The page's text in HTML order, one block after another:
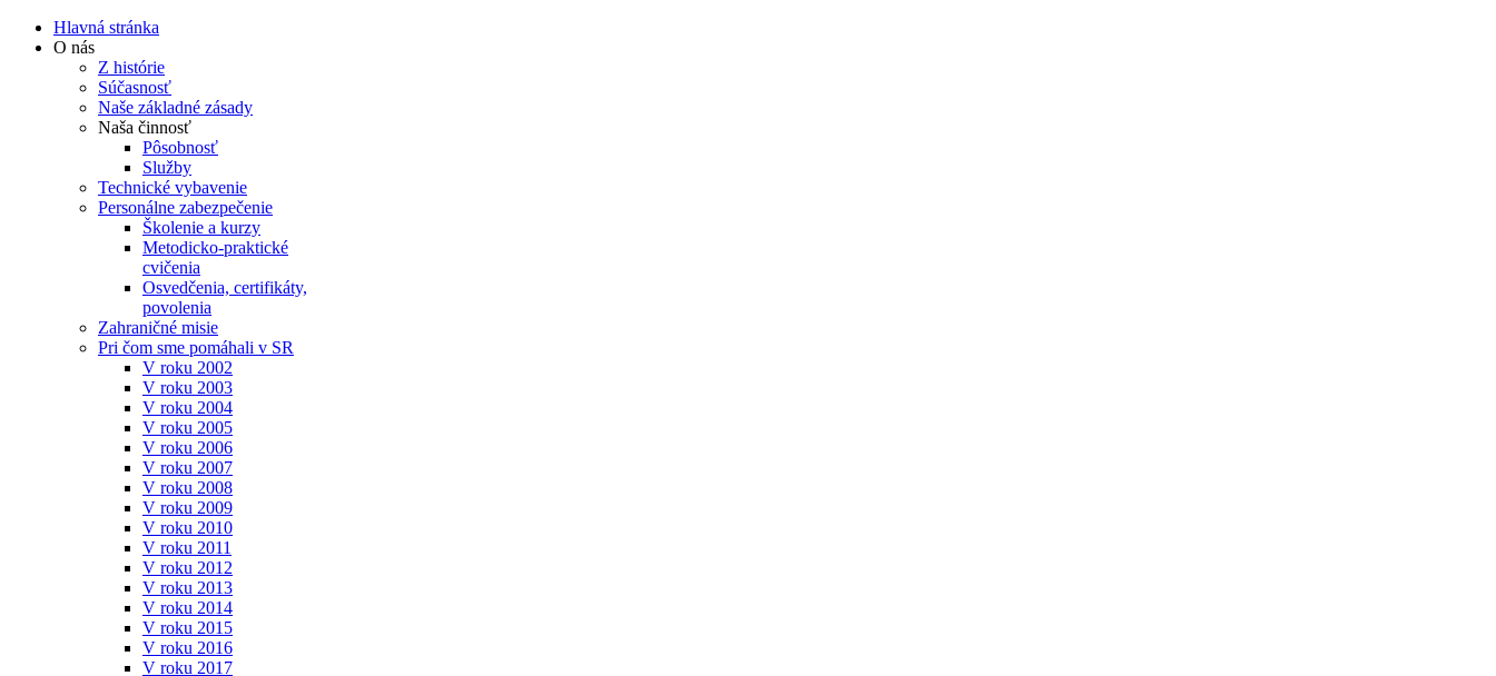
Hlavná stránka
O nás
Z histórie
Súčasnosť
Naše základné zásady
Naša činnosť
Pôsobnosť
Služby
Technické vybavenie
Personálne zabezpečenie
Školenie a kurzy
Metodicko-praktické
cvičenia
Osvedčenia, certifikáty,
povolenia
Zahraničné misie
Pri čom sme pomáhali v SR
V roku 2002
V roku 2003
V roku 2004
V roku 2005
V roku 2006
V roku 2007
V roku 2008
V roku 2009
V roku 2010
V roku 2011
V roku 2012
V roku 2013
V roku 2014
V roku 2015
V roku 2016
V roku 2017